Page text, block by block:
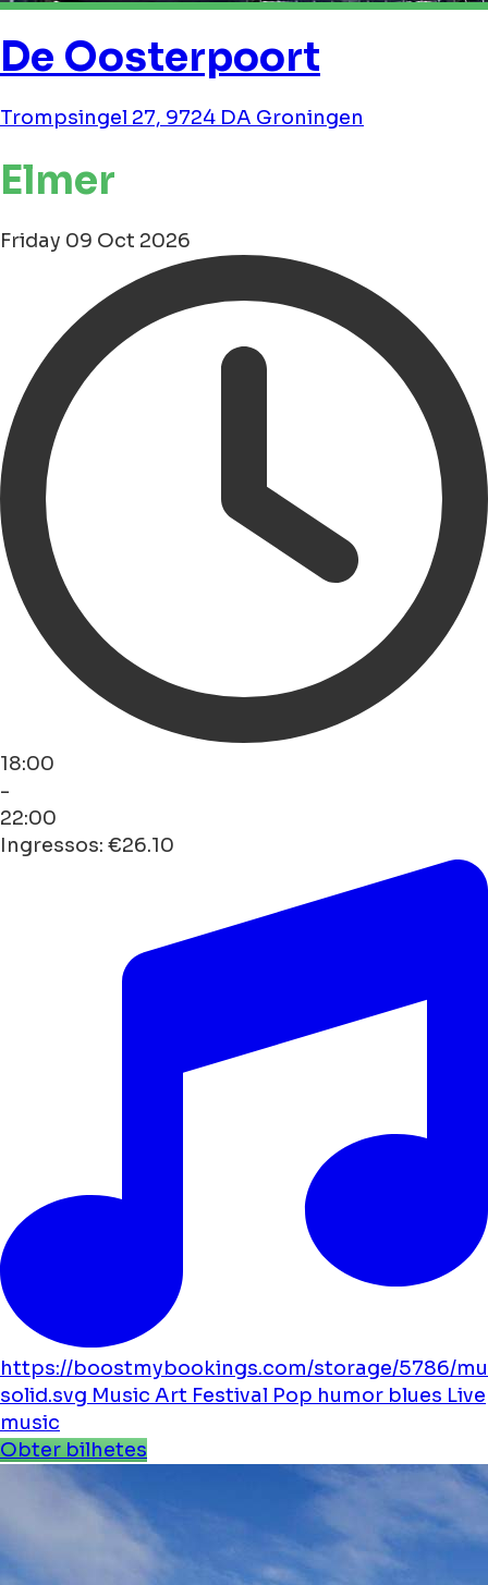
De Oosterpoort
Trompsingel 27, 9724 DA Groningen
Elmer
Friday 09 Oct 2026
18:00
-
22:00
Ingressos: €26.10
https://boostmybookings.com/storage/5786/
solid.svg Music Art Festival Pop humor blues Live
music
Obter bilhetes